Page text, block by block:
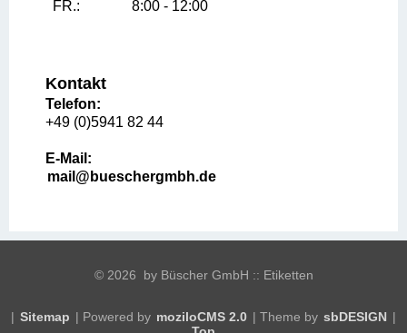
FR.:
8:00 - 12:00
Kontakt
Telefon:
+49 (0)5941 82 44
E-Mail:
mail@bueschergmbh.de
© 2026 by Büscher GmbH :: Etiketten
| Sitemap | Powered by moziloCMS 2.0 | Theme by sbDESIGN |